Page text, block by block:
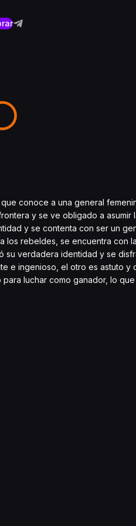
conoce a una general
y se ve obligado a
y se contenta con ser un
rebeldes, se encuentra con
su verdadera identidad y se
e ingenioso, el otro es astuto y
luchar como ganador, lo